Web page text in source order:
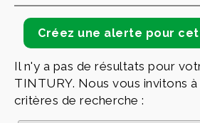
Il n'y a pas de résultats pour
TINTURY. Nous vous invitons
critères de recherche :